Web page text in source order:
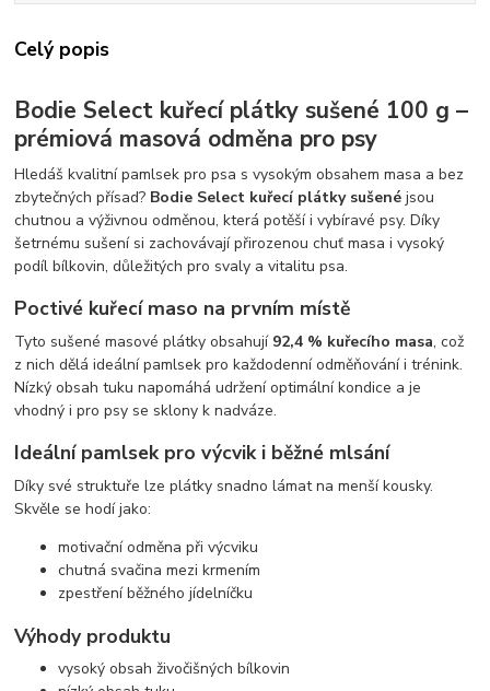
Celý popis
Bodie Select kuřecí plátky sušené 100 g –
prémiová masová odměna pro psy
Hledáš kvalitní pamlsek pro psa s vysokým obsahem masa a bez
zbytečných přísad? Bodie Select kuřecí plátky sušené jsou
chutnou a výživnou odměnou, která potěší i vybíravé psy. Díky
šetrnému sušení si zachovávají přirozenou chuť masa i vysoký
podíl bílkovin, důležitých pro svaly a vitalitu psa.
Poctivé kuřecí maso na prvním místě
Tyto sušené masové plátky obsahují 92,4 % kuřecího masa, což
z nich dělá ideální pamlsek pro každodenní odměňování i trénink.
Nízký obsah tuku napomáhá udržení optimální kondice a je
vhodný i pro psy se sklony k nadváze.
Ideální pamlsek pro výcvik i běžné mlsání
Díky své struktuře lze plátky snadno lámat na menší kousky.
Skvěle se hodí jako:
motivační odměna při výcviku
chutná svačina mezi krmením
zpestření běžného jídelníčku
Výhody produktu
vysoký obsah živočišných bílkovin